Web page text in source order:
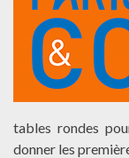
tables rondes
donner les